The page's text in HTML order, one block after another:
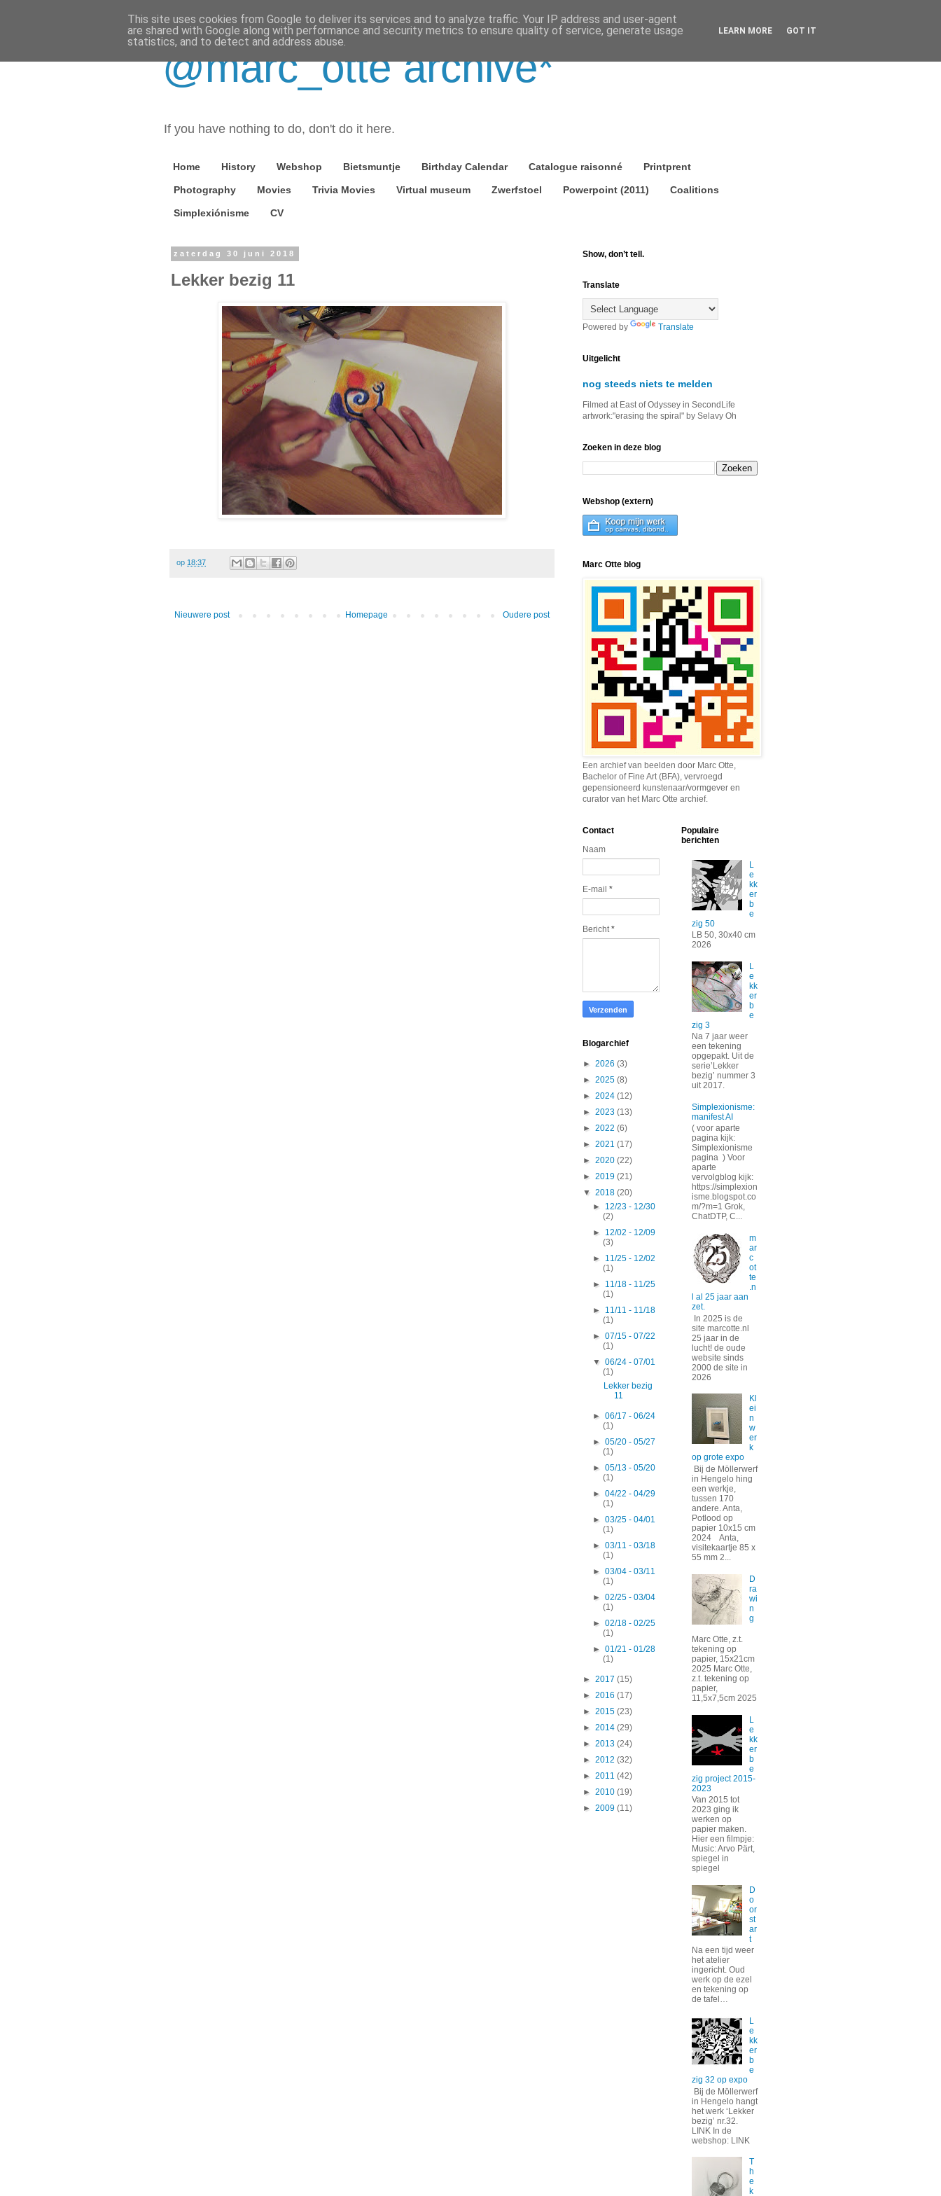
@marc_otte archive*
If you have nothing to do, don't do it here.
Home History Webshop Bietsmuntje Birthday Calendar Catalogue raisonné Printprent
Photography Movies Trivia Movies Virtual museum Zwerfstoel Powerpoint (2011) Coalitions
Simplexiónisme CV
zaterdag 30 juni 2018
Lekker bezig 11
op 18:37
Nieuwere post Oudere post
Homepage
Show, don’t tell.
Translate
Powered by Translate
Uitgelicht
nog steeds niets te melden
Filmed at East of Odyssey in SecondLife
artwork:"erasing the spiral" by Selavy Oh
Zoeken in deze blog
Webshop (extern)
Marc Otte blog
Een archief van beelden door Marc Otte,
Bachelor of Fine Art (BFA), vervroegd
gepensioneerd kunstenaar/vormgever en
curator van het Marc Otte archief.
Contact
Naam
E-mail *
Bericht*
Blogarchief
► 2026 (3)
► 2025 (8)
► 2024 (12)
► 2023 (13)
► 2022 (6)
► 2021 (17)
► 2020 (22)
► 2019 (21)
▼ 2018 (20)
► 12/23 - 12/30
(2)
► 12/02 - 12/09
(3)
► 11/25 - 12/02
(1)
► 11/18 - 11/25
(1)
► 11/11 - 11/18
(1)
►07/15 - 07/22
(1)
▼06/24 - 07/01
(1)
Lekker bezig
11
►06/17 - 06/24
(1)
►05/20 - 05/27
(1)
►05/13 - 05/20
(1)
►04/22 - 04/29
(1)
►03/25 - 04/01
(1)
►03/11 - 03/18
(1)
►03/04 - 03/11
(1)
►02/25 - 03/04
(1)
►02/18 - 02/25
(1)
►01/21 - 01/28
(1)
► 2017 (15)
► 2016 (17)
► 2015 (23)
► 2014 (29)
► 2013 (24)
► 2012 (32)
► 2011 (42)
► 2010 (19)
► 2009 (11)
Populaire
berichten
L
e
kk
er
b
e
zig 50
LB 50, 30x40 cm
2026
L
e
kk
er
b
e
zig 3
Na 7 jaar weer
een tekening
opgepakt. Uit de
serie’Lekker
bezig’ nummer 3
uit 2017.
Simplexionisme:
manifest AI
( voor aparte
pagina kijk:
Simplexionisme
pagina ) Voor
aparte
vervolgblog kijk:
https://simplexion
isme.blogspot.co
m/?m=1 Grok,
ChatDTP, C...
m
ar
c
ot
te
.n
l al 25 jaar aan
zet.
In 2025 is de
site marcotte.nl
25 jaar in de
lucht! de oude
website sinds
2000 de site in
2026
Kl
ei
n
w
er
k
op grote expo
Bij de Möllerwerf
in Hengelo hing
een werkje,
tussen 170
andere. Anta,
Potlood op
papier 10x15 cm
2024 Anta,
visitekaartje 85 x
55 mm 2...
D
ra
wi
n
g
Marc Otte, z.t.
tekening op
papier, 15x21cm
2025 Marc Otte,
z.t. tekening op
papier,
11,5x7,5cm 2025
L
e
kk
er
b
e
zig project 2015-
2023
Van 2015 tot
2023 ging ik
werken op
papier maken.
Hier een filmpje:
Music: Arvo Pärt,
spiegel in
spiegel
D
o
or
st
ar
t
Na een tijd weer
het atelier
ingericht. Oud
werk op de ezel
en tekening op
de tafel…
L
e
kk
er
b
e
zig 32 op expo
Bij de Möllerwerf
in Hengelo hangt
het werk ‘Lekker
bezig’ nr.32.
LINK In de
webshop: LINK
T
h
e
k
This site uses cookies from Google to deliver its services and to analyze traffic. Your IP address and user-agent
are shared with Google along with performance and security metrics to ensure quality of service, generate usage
statistics, and to detect and address abuse.
LEARN MORE GOT IT